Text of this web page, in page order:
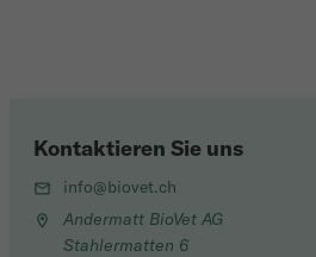
Kontaktieren Sie uns
info@biovet.ch
Andermatt BioVet AG
Stahlermatten 6